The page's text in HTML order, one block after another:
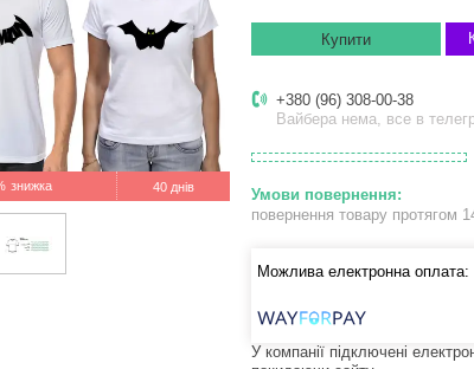
40 днів
Купити
+380 (96) 308-00-38
Вайбера нема, все в
повернення товару протягом
У компанії підключені